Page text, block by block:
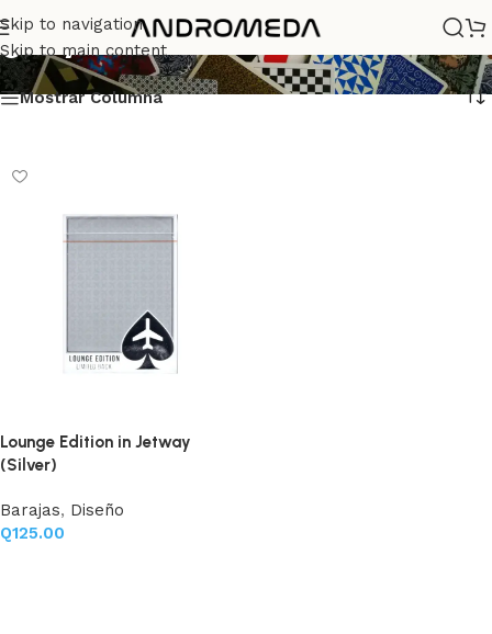
Skip to navigation
Skip to main content
gray
Mostrar Columna
Lounge Edition in Jetway
(Silver)
Barajas, Diseño
Q125.00